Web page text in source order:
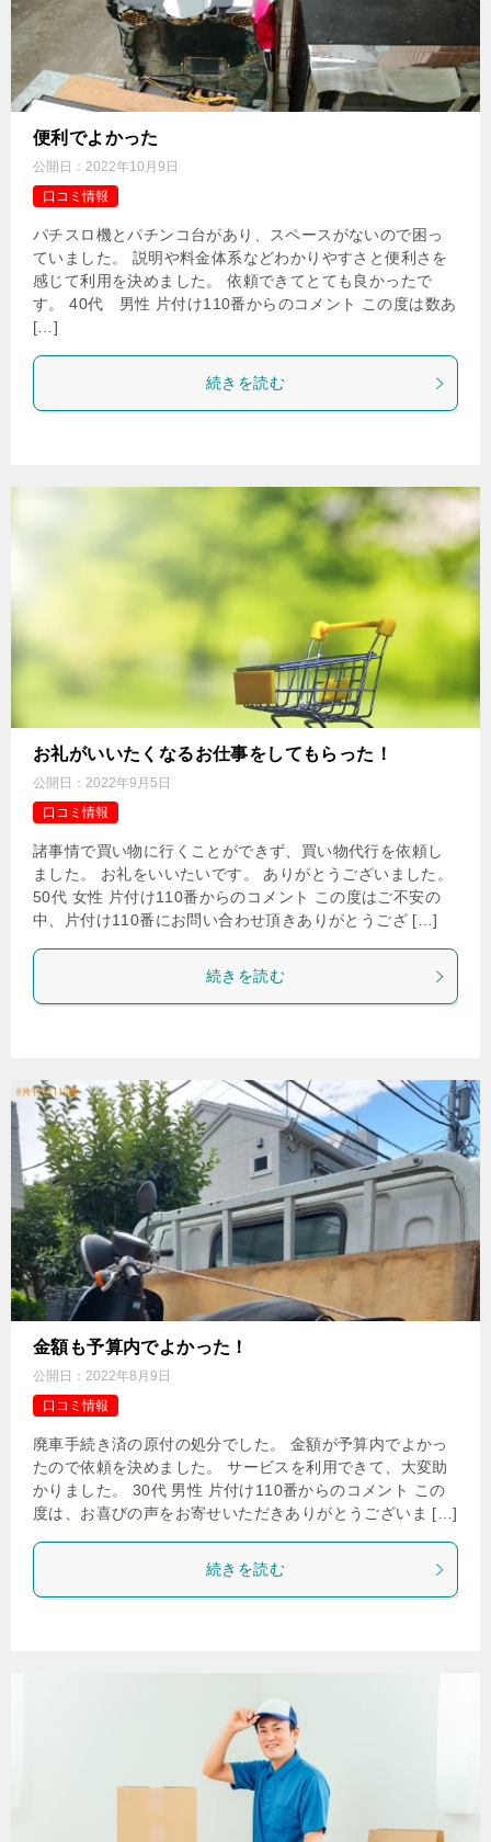
便利でよかった
公開日： 2022年10月9日
口コミ情報
パチスロ機とパチンコ台があり、スペースがないので困っ
ていました。 説明や料金体系などわかりやすさと便利さを
感じて利用を決めました。 依頼できてとても良かったで
す。 40代 男性 片付け110番からのコメント この度は数あ
[…]
続きを読む
お礼がいいたくなるお仕事をしてもらった！
公開日： 2022年9月5日
口コミ情報
諸事情で買い物に行くことができず、買い物代行を依頼し
ました。 お礼をいいたいです。 ありがとうございました。
50代 女性 片付け110番からのコメント この度はご不安の
中、片付け110番にお問い合わせ頂きありがとうござ […]
続きを読む
金額も予算内でよかった！
公開日： 2022年8月9日
口コミ情報
廃車手続き済の原付の処分でした。 金額が予算内でよかっ
たので依頼を決めました。 サービスを利用できて、大変助
かりました。 30代 男性 片付け110番からのコメント この
度は、お喜びの声をお寄せいただきありがとうございま […]
続きを読む